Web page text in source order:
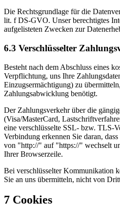
Die Rechtsgrundlage für die
lit. f DS-GVO. Unser berechtigtes
aufgelisteten Zwecken zur
6.3 Verschlüsselter
Besteht nach dem Abschluss eines
Verpflichtung, uns Ihre
Einzugsermächtigung) zu
Zahlungsabwicklung benötigt.
Der Zahlungsverkehr über die
(Visa/MasterCard,
eine verschlüsselte SSL- bzw. TLS-
Verbindung erkennen Sie daran,
von "http://" auf "https://" wechselt
Ihrer Browserzeile.
Bei verschlüsselter Kommunikation
Sie an uns übermitteln, nicht von
7 Cookies